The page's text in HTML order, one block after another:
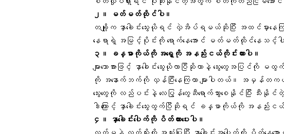
၂။ မတ်မတ်ထိုင်ပါ။
တချို့က နှာခေါင်းသွေးယိုရင် လှဲအိပ်ရမယ်ဆိုပြီး အထင်မှားန
နေရာရဲ့ အမြင့်ပိုင်းကို ရောက်နေအောင် မတ်မတ်ထိုင်နေသင့်
၃။ ခန္ဓာကိုယ်ကို အရှေ့ကို အနည်းငယ်ကိုင်းထားပါ။
များသောအားဖြင့် နှာခေါင်းသွေးယိုလာပြီဆိုတာနဲ့ သွေးတွေအပြင်
ကို အနောက်ဘက်ကို လှန်ပြီးနေကြတာ များပါတယ်။ အမှ
သွေးတွေကို လည်ပင်းနဲ့ လေပြွန်တွေဆီရောက်သွားစေနိုင်ပြီး သီး နိုင်တဲ့
ဒါကြောင့် နှာခေါင်းသွေးထွက်ပြီဆိုရင် ခန္ဓာကိုယ်ကို အနည်းငယ်
၄။ နှာခေါင်းပေါက်ကို ပိတ်ထားပေးပါ။